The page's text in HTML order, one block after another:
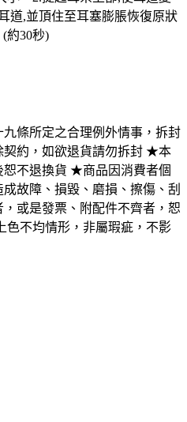
條所定之合理例外情事，拆封
契約，如欲退貨請勿拆封 ★本
恕不退換貨 ★商品因消費者個
故障、損毀、磨損、擦傷、刮
或是發票、附配件不齊者，恕
不均情形，非屬瑕疵，不影